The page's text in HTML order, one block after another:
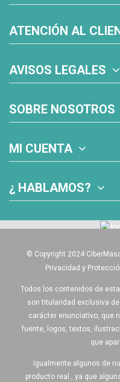
ATENCIÓN AL
AVISOS LEGALES
SOBRE NOSOTROS
MI CUENTA
¿ HABLAMOS?
© Copyright 2024
Privacidad y
Todos los contenidos de
son titularidad exclusiva de
carácter enunciativo, que
fuente, logos, textos,
que
Igualmente algunos de
producto real , ya que